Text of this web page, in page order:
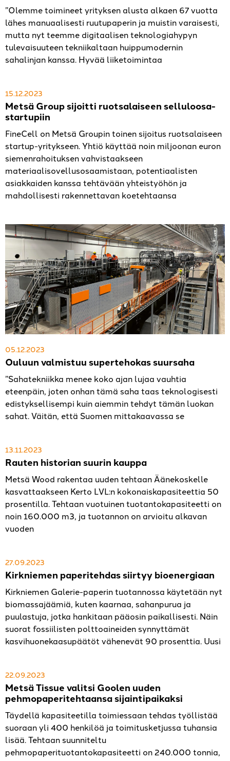
”Olemme toimineet yrityksen alusta alkaen 67 vuotta
lähes manuaalisesti ruutupaperin ja muistin varaisesti,
mutta nyt teemme digitaalisen teknologiahypyn
tulevaisuuteen tekniikaltaan huippumodernin
sahalinjan kanssa. Hyvää liiketoimintaa
Metsä Group sijoitti ruotsalaiseen selluloosa-
startupiin
15.12.2023
FineCell on Metsä Groupin toinen sijoitus ruotsalaiseen
startup-yritykseen. Yhtiö käyttää noin miljoonan euron
siemenrahoituksen vahvistaakseen
materiaalisovellusosaamistaan, potentiaalisten
asiakkaiden kanssa tehtävään yhteistyöhön ja
mahdollisesti rakennettavan koetehtaansa
Ouluun valmistuu supertehokas suursaha
05.12.2023
”Sahatekniikka menee koko ajan lujaa vauhtia
eteenpäin, joten onhan tämä saha taas teknologisesti
edistyksellisempi kuin aiemmin tehdyt tämän luokan
sahat. Väitän, että Suomen mittakaavassa se
Rauten historian suurin kauppa
13.11.2023
Metsä Wood rakentaa uuden tehtaan Äänekoskelle
kasvattaakseen Kerto LVL:n kokonaiskapasiteettia 50
prosentilla. Tehtaan vuotuinen tuotantokapasiteetti on
noin 160.000 m3, ja tuotannon on arvioitu alkavan
vuoden
Kirkniemen paperitehdas siirtyy bioenergiaan
27.09.2023
Kirkniemen Galerie-paperin tuotannossa käytetään nyt
biomassajäämiä, kuten kaarnaa, sahanpurua ja
puulastuja, jotka hankitaan pääosin paikallisesti. Näin
suorat fossiilisten polttoaineiden synnyttämät
kasvihuonekaasupäätöt vähenevät 90 prosenttia. Uusi
Metsä Tissue valitsi Goolen uuden
pehmopaperitehtaansa sijaintipaikaksi
22.09.2023
Täydellä kapasiteetilla toimiessaan tehdas työllistää
suoraan yli 400 henkilöä ja toimitusketjussa tuhansia
lisää. Tehtaan suunniteltu
pehmopaperituotantokapasiteetti on 240.000 tonnia,